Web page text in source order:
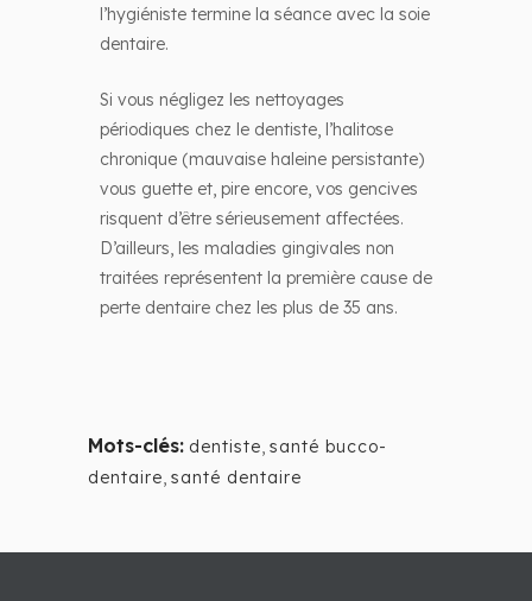
l’hygiéniste termine la séance avec la soie
dentaire.
Si vous négligez les nettoyages
périodiques chez le dentiste, l’halitose
chronique (mauvaise haleine persistante)
vous guette et, pire encore, vos gencives
risquent d’être sérieusement affectées.
D’ailleurs, les maladies gingivales non
traitées représentent la première cause de
perte dentaire chez les plus de 35 ans.
Mots-clés: dentiste, santé bucco-
dentaire, santé dentaire